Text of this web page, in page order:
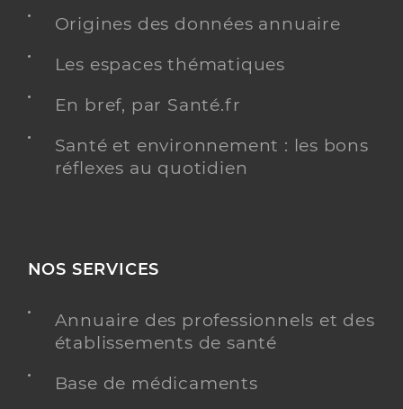
Origines des données annuaire
Les espaces thématiques
En bref, par Santé.fr
Santé et environnement : les bons
réflexes au quotidien
NOS SERVICES
Annuaire des professionnels et des
établissements de santé
Base de médicaments